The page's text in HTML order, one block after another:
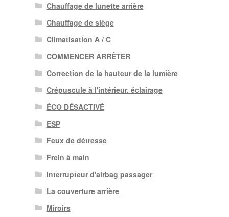
Chauffage de lunette arrière
Chauffage de siège
Climatisation A / C
COMMENCER ARRÊTER
Correction de la hauteur de la lumière
Crépuscule à l'intérieur. éclairage
ÉCO DÉSACTIVÉ
ESP
Feux de détresse
Frein à main
Interrupteur d'airbag passager
La couverture arrière
Miroirs